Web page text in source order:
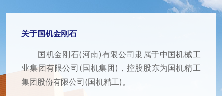
关于国机金刚石
国机金刚石(河南)有限公司隶属于中国机械工
业集团有限公司(国机集团)，控股股东为国机精工
集团股份有限公司(国机精工)。